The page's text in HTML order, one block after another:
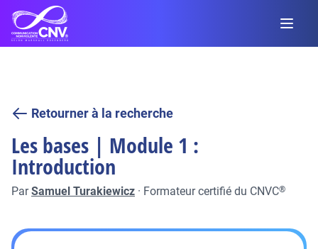
Retourner à la recherche
Les bases | Module 1 :
Introduction
ParSamuel Turakiewicz · Formateur certifié du CNVC®